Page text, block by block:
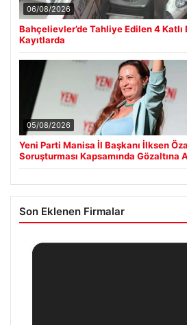
06/08/2026
Bahçelievler’de Tahliye Edilen 4 Katlı
Kayıtlarda
05/08/2026
Yeni Parti Manisa İl Başkanı İlksen
Soruşturması Kapsamında Gözaltına
Son Eklenen Firmalar